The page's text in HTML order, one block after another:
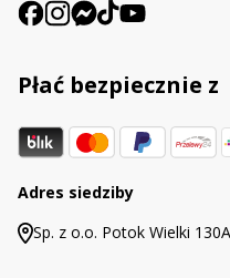
Płać bezpiecznie z
Adres siedziby
Sp. z o.o. Potok Wielki